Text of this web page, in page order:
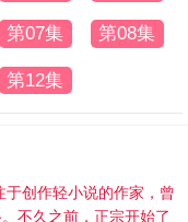
第07集 第08集
第12集
创作轻小说的作家，曾
不久之前，正宗开始了